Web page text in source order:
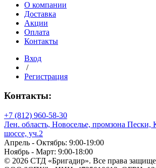
м2
(ш.
15см)
рул.
20
О компании
Доставка
Акции
Оплата
Контакты
Вход
/
Регистрация
Контакты:
+7 (812) 960-58-30
Лен. область, Новоселье, промзона Пески,
шоссе, уч.2
Апрель - Октябрь: 9:00-19:00
Ноябрь - Март: 9:00-18:00
© 2026 СТД «Бригадир». Все права